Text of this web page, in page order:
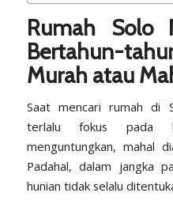
Rumah Solo
Bertahun-
Murah atau
Saat mencari rumah di
terlalu fokus pada
menguntungkan, mahal
Padahal, dalam jangka
hunian tidak selalu